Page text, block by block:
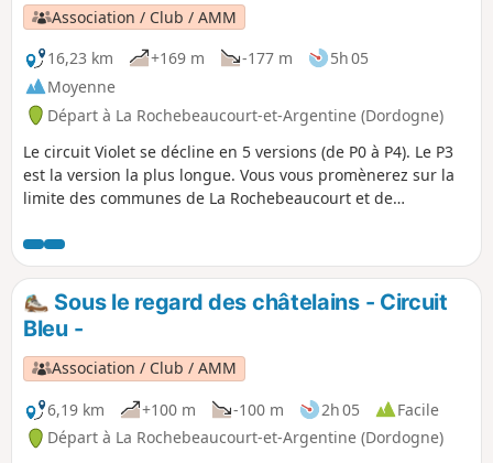
Association / Club / AMM
16,23 km
+169 m -177 m
5h 05
Moyenne
Départ à La Rochebeaucourt-et-Argentine (Dordogne)
Le circuit Violet se décline en 5 versions (de P0 à P4). Le P3
est la version la plus longue. Vous vous promènerez sur la
limite des communes de La Rochebeaucourt et de
donnant une belle vue à 180°de Villebois Lavalette à
Vendoire. Passages en sous-bois et le long de la Nizonne
apporteront une touche fraicheur parfois bienvenue.
Hameaux de nos campagnes et châteaux dans le paysage
complèteront cette « Échappée Belle » .
Sous le regard des châtelains - Circuit
Bleu -
Association / Club / AMM
6,19 km
+100 m -100 m 2h 05
Facile
Départ à La Rochebeaucourt-et-Argentine (Dordogne)